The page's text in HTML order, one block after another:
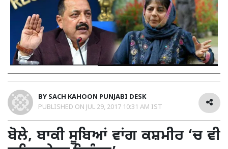
BY SACH KAHOON PUNJABI DESK
PUBLISHED ON JUL 29, 2017 10:31 AM IST
ਬੋਲੇ, ਬਾਕੀ ਸੂਬਿਆਂ ਵਾਂਗ ਕਸ਼ਮੀਰ ‘ਚ ਵੀ